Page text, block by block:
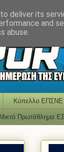
Κύπελλο ΕΠΣΝΕ
Μικτό Πρωτάθλημα
deliver its
and
abuse.